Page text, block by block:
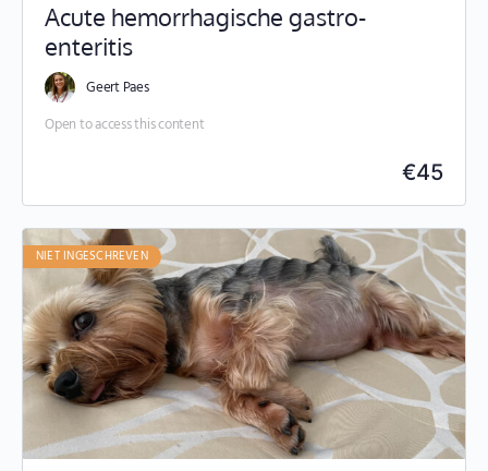
Acute hemorrhagische gastro-
enteritis
Geert Paes
Open to access this content
€45
NIET INGESCHREVEN